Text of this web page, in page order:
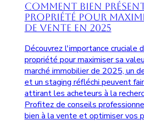
Comment Bien
Propriété pour
de Vente en 2025
Découvrez l'importance cruciale
propriété pour maximiser sa
marché immobilier de 2025, un
et un staging réfléchi peuvent
attirant les acheteurs à la
Profitez de conseils
bien à la vente et optimiser vos